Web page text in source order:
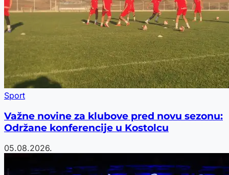
Sport
Važne novine za klubove pred novu sezonu:
Održane konferencije u Kostolcu
05.08.2026.